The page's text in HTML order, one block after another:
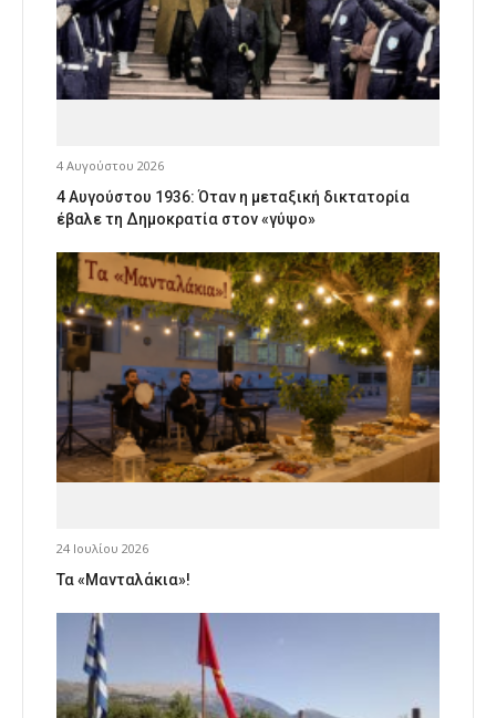
4 Αυγούστου 2026
4 Αυγούστου 1936: Όταν η μεταξική δικτατορία
έβαλε τη Δημοκρατία στον «γύψο»
24 Ιουλίου 2026
Τα «Μανταλάκια»!